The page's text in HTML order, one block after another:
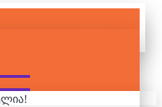
– R2-
LIGHT